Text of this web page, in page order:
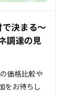
決まる～
調達の見
価格比較や
をお待ちし